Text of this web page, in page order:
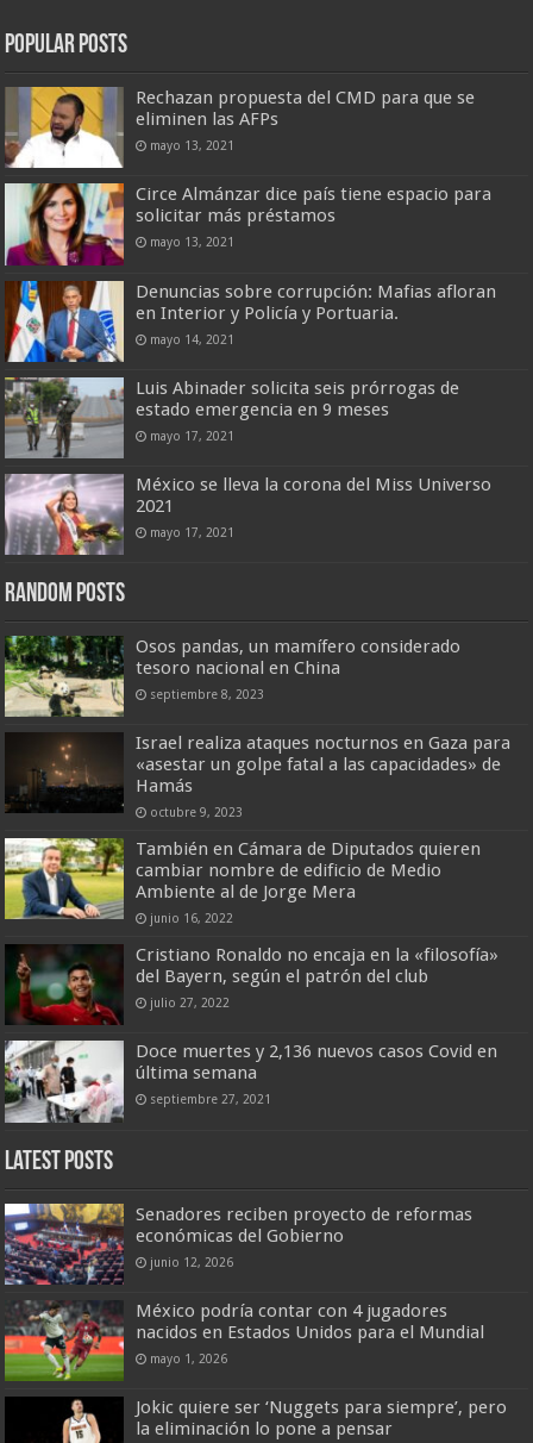
Popular Posts
Rechazan propuesta del CMD para que se
eliminen las AFPs
mayo 13, 2021
Circe Almánzar dice país tiene espacio para
solicitar más préstamos
mayo 13, 2021
Denuncias sobre corrupción: Mafias afloran
en Interior y Policía y Portuaria.
mayo 14, 2021
Luis Abinader solicita seis prórrogas de
estado emergencia en 9 meses
mayo 17, 2021
México se lleva la corona del Miss Universo
2021
mayo 17, 2021
Random Posts
Osos pandas, un mamífero considerado
tesoro nacional en China
septiembre 8, 2023
Israel realiza ataques nocturnos en Gaza para
«asestar un golpe fatal a las capacidades» de
Hamás
octubre 9, 2023
También en Cámara de Diputados quieren
cambiar nombre de edificio de Medio
Ambiente al de Jorge Mera
junio 16, 2022
Cristiano Ronaldo no encaja en la «filosofía»
del Bayern, según el patrón del club
julio 27, 2022
Doce muertes y 2,136 nuevos casos Covid en
última semana
septiembre 27, 2021
Latest Posts
Senadores reciben proyecto de reformas
económicas del Gobierno
junio 12, 2026
México podría contar con 4 jugadores
nacidos en Estados Unidos para el Mundial
mayo 1, 2026
Jokic quiere ser ‘Nuggets para siempre’, pero
la eliminación lo pone a pensar